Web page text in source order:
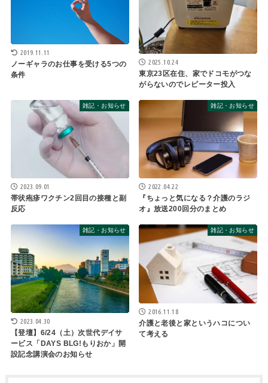
2019.11.11
ノーギャラのお仕事を受ける5つの
条件
2025.10.24
東京23区在住、家でドコモがつな
がらないのでレピーター投入
雑記・お知らせ
2023.09.01
帯状疱疹ワクチン2回目の接種と副
反応
雑記・お知らせ
2022.04.22
『ちょっと気になる？介護のラジ
オ』放送200回分のまとめ
雑記・お知らせ
2023.04.30
【登壇】6/24（土）次世代デイサ
ービス「DAYS BLG!もりおか」開
設記念講演会のお知らせ
雑記・お知らせ
2016.11.18
介護と老後と家というハコについ
て考える